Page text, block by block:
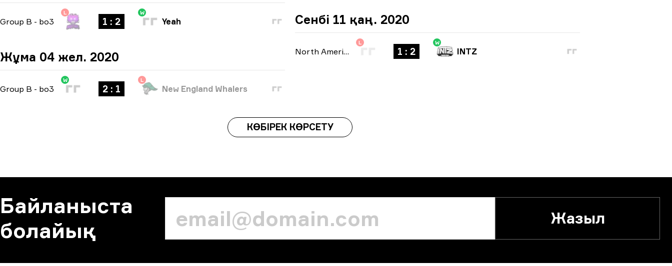
Group B - bo3
L
1 : 2
W
Yeah
Жұма 04 жел. 2020
Group B - bo3
W
2 : 1
L
New England Whalers
Сенбі 11 қаң. 2020
North American Open Qualifier -
L
1 : 2
W
INTZ
КӨБІРЕК КӨРСЕТУ
Байланыста
болайық
Жазыл